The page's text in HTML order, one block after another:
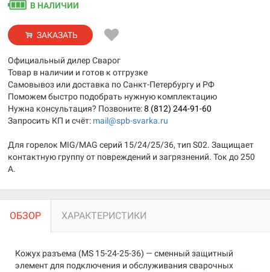
В НАЛИЧИИ
ЗАКАЗАТЬ
Официальный дилер Сварог
Товар в наличии и готов к отгрузке
Самовывоз или доставка по Санкт-Петербургу и РФ
Поможем быстро подобрать нужную комплектацию
Нужна консультация? Позвоните:8 (812) 244-91-60
Запросить КП и счёт: mail@spb-svarka.ru
Для горелок MIG/MAG серий 15/24/25/36, тип S02. Защищает
контактную группу от повреждений и загрязнений. Ток до 250
А.
ОБЗОР ХАРАКТЕРИСТИКИ
Кожух разъема (MS 15-24-25-36) — сменный защитный
элемент для подключения и обслуживания сварочных